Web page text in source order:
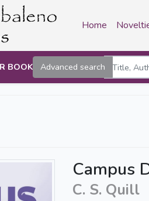
Home
BOOK Advanced search
Campus
C. S. Quill